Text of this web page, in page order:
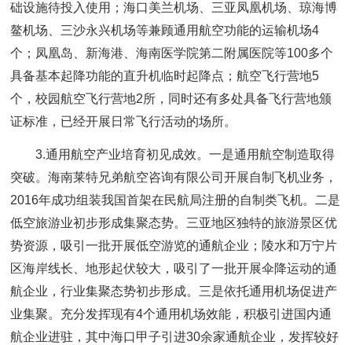
础设施待投入使用；海口美兰机场、三亚凤凰机场、琼海博
鳌机场、三沙永兴机场等兼顾通用航空功能的运输机场4
个；凤凰岛、新海港、海南医学院第二附属医院等100多个
具备基本起降功能的直升机临时起降点；航空飞行营地5
个，校园航空飞行营地2所，同时还有多处具备飞行营地颁
证标准，已经开展日常飞行活动的场所。
3.通用航空产业培育初见成效。一是通用航空制造取得
突破。海南莱特兄弟航空咨询有限公司开展自制飞机业务，
2016年成功组装我国首架在民航局注册的自制类飞机。二是
低空旅游业初步形成集聚态势。三亚地区独特的旅游景区优
势资源，吸引一批开展低空游览的通航企业；陵水和万宁片
区海岸线长、地形起伏较大，吸引了一批开展伞降运动的通
航企业，行业集聚态势初步形成。三是依托通用机场促进产
业集聚。充分发挥现有4个通用机场效能，积极引进国内通
航企业进驻，其中海口甲子引进30余家通航企业，发挥较好